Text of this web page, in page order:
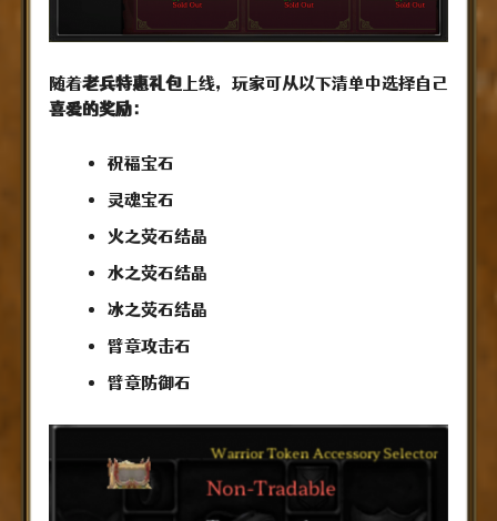
随着老兵特惠礼包上线，玩家可从以下清单中选择自己
喜爱的奖励：
祝福宝石
灵魂宝石
火之荧石结晶
水之荧石结晶
冰之荧石结晶
臂章攻击石
臂章防御石